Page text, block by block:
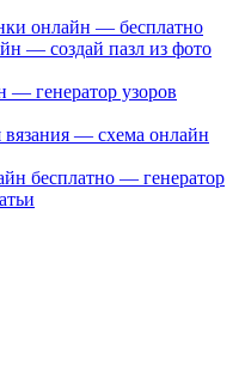
онлайн — бесплатно
— создай пазл из фото
— генератор узоров
вязания — схема онлайн
бесплатно — генератор